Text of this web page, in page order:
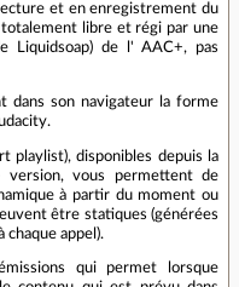
et en enregistrement du
libre et régi par une
Liquidsoap) de l' AAC+, pas
dans son navigateur la forme
playlist), disponibles depuis la
version, vous permettent de
à partir du moment ou
être statiques (générées
chaque appel).
qui permet lorsque